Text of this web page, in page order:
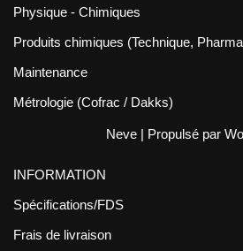
Physique - Chimiques
Produits chimiques (Technique,
Maintenance
Métrologie (Cofrac / Dakks)
Neve | Propulsé par
INFORMATION
Spécifications/FDS
Frais de livraison